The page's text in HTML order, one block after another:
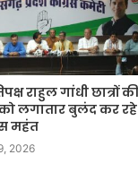
राहुल गांधी छात्रों की
लगातार बुलंद कर रहे
महंत
2026